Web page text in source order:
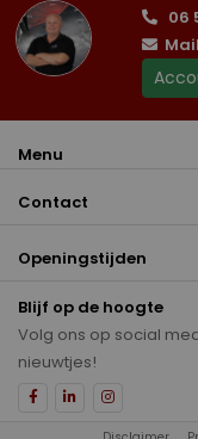
06
Menu
Contact
Openingstijden
Blijf op de hoogte
Volg ons op social
nieuwtjes!